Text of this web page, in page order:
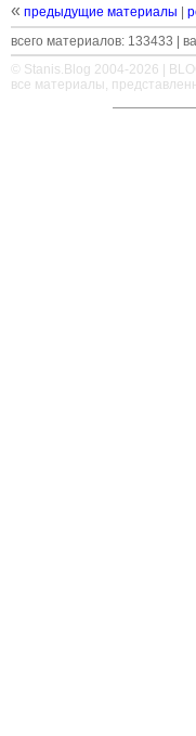
« предыдущие материалы
всего материалов: 133433 |
© Stanis.Blog 2004-2026 |
все материалы,
————